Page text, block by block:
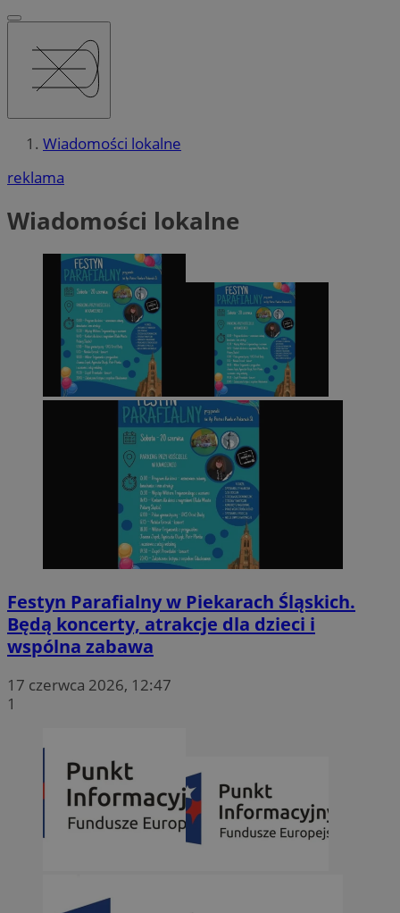
Wiadomości lokalne
reklama
Wiadomości lokalne
Festyn Parafialny w Piekarach Śląskich.
Będą koncerty, atrakcje dla dzieci i
wspólna zabawa
17 czerwca 2026, 12:47
1